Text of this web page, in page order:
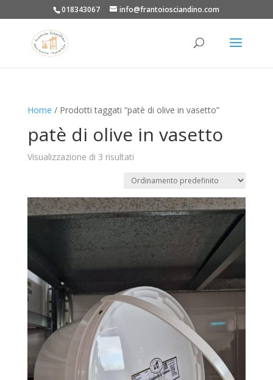
018343067 info@frantoiosciandino.com
Home / Prodotti taggati “patè di olive in vasetto”
patè di olive in vasetto
Visualizzazione di 3 risultati